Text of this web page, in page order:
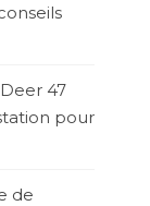
47
pour
de